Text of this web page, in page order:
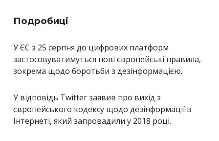
Подробиці
У ЄС з 25 серпня до цифрових платформ
застосовуватимуться нові європейські правила,
зокрема щодо боротьби з дезінформацією.
У відповідь Twitter заявив про вихід з
європейського кодексу щодо дезінформації в
Інтернеті, який запровадили у 2018 році.